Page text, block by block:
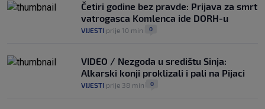
Četiri godine bez pravde: Prijava za smrt
vatrogasca Komlenca ide DORH-u
VIJESTI prije 10 min 0
VIDEO / Nezgoda u središtu Sinja:
Alkarski konji proklizali i pali na Pijaci
VIJESTI prije 38 min 0